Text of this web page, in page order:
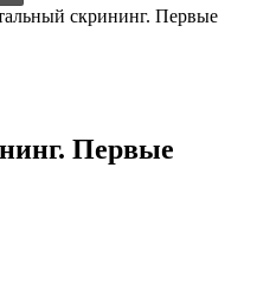
скрининг. Первые
Первые